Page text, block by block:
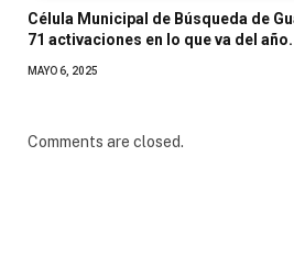
Célula Municipal de Búsqueda de
71 activaciones en lo que va del año.
MAYO 6, 2025
Comments are closed.